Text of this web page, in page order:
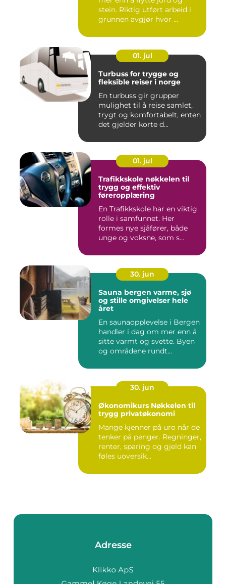
stein. Riktig utført arbeid i
grunnen avgjør hvor ...
01. jul
Turbuss for trygge og
fleksible reiser i norge
En turbuss gir grupper
mulighet til å reise samlet,
trygt og komfortabelt, enten
det gjelder korte d...
01. jul
Trafikkskole nøkkelen til
trygg og effektiv
føreropplæring
En Trafikkskole har en viktig
rolle i samfunnet. Her
formes nye sjåfører, både
unge og voksne, som s...
30. jun
Sauna bergen varme, sjø
og stille omgivelser hele
året
En saunaopplevelse i Bergen
handler i dag om mer enn å
sitte varmt og svette. Byen
og områdene rundt...
30. jun
Økonomikurs Nøkkelen til
trygg privatøkonomi
Mange kjenner på uro når de
tenker på penger. Regninger,
renter, sparing og gjeld kan
føles uoversik...
Adresse